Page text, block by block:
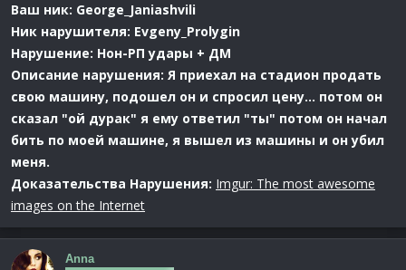
Ваш ник: George_Janiashvili
Ник нарушителя: Evgeny_Prolygin
Нарушение: Нон-РП удары + ДМ
Описание нарушения: Я приехал на стадион продать
свою машину, подошел он и спросил цену... потом он
сказал "ой дурак" я ему ответил "ты" потом он начал
бить по моей машине, я вышел из машины и он убил
меня.
Доказательства Нарушения: Imgur: The most awesome
images on the Internet
Anna